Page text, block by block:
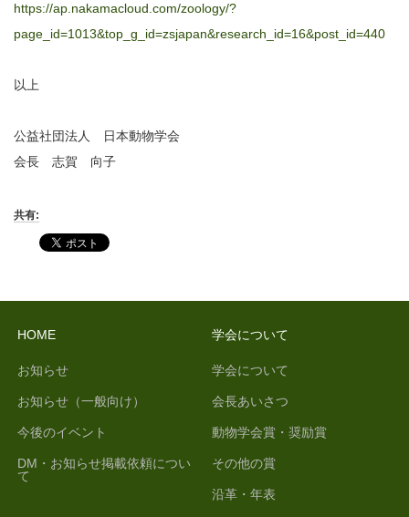
https://ap.nakamacloud.com/zoology/?
page_id=1013&top_g_id=zsjapan&research_id=16&post_id=440
以上
公益社団法人 日本動物学会
会長 志賀 向子
共有:
HOME
お知らせ
お知らせ（一般向け）
今後のイベント
DM・お知らせ掲載依頼につい
て
学会について
学会について
会長あいさつ
動物学会賞・奨励賞
その他の賞
沿革・年表